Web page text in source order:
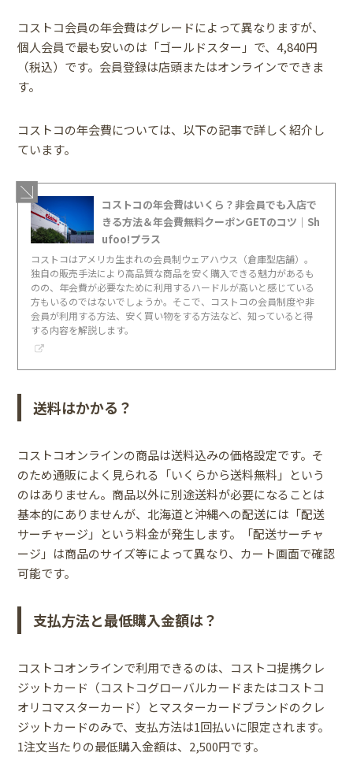
コストコ会員の年会費はグレードによって異なりますが、
個人会員で最も安いのは「ゴールドスター」で、4,840円
（税込）です。会員登録は店頭またはオンラインでできま
す。
コストコの年会費については、以下の記事で詳しく紹介し
ています。
コストコの年会費はいくら？非会員でも入店で
きる方法＆年会費無料クーポンGETのコツ｜Sh
ufoo!プラス
コストコはアメリカ生まれの会員制ウェアハウス（倉庫型店舗）。
独自の販売手法により高品質な商品を安く購入できる魅力があるも
のの、年会費が必要なために利用するハードルが高いと感じている
方もいるのではないでしょうか。そこで、コストコの会員制度や非
会員が利用する方法、安く買い物をする方法など、知っていると得
する内容を解説します。
送料はかかる？
コストコオンラインの商品は送料込みの価格設定です。そ
のため通販によく見られる「いくらから送料無料」という
のはありません。商品以外に別途送料が必要になることは
基本的にありませんが、北海道と沖縄への配送には「配送
サーチャージ」という料金が発生します。「配送サーチャ
ージ」は商品のサイズ等によって異なり、カート画面で確認
可能です。
支払方法と最低購入金額は？
コストコオンラインで利用できるのは、コストコ提携クレ
ジットカード（コストコグローバルカードまたはコストコ
オリコマスターカード）とマスターカードブランドのクレ
ジットカードのみで、支払方法は1回払いに限定されます。
1注文当たりの最低購入金額は、2,500円です。